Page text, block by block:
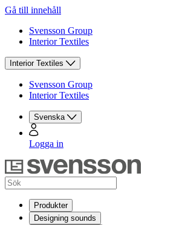
Gå till innehåll
Svensson Group
Interior Textiles
Interior Textiles
Svensson Group
Interior Textiles
Svenska
Logga in
Produkter
Designing sounds